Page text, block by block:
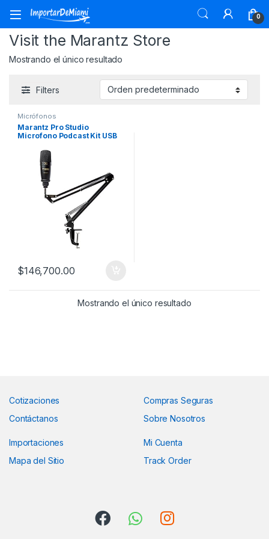
Skip to navigation
Skip to content
0
Visit the Marantz Store
Mostrando el único resultado
Filters
Micrófonos
Marantz Pro Studio
Microfono Podcast Kit USB
$146,700.00
Mostrando el único resultado
Cotizaciones
Contáctanos
Compras Seguras
Sobre Nosotros
Importaciones
Mapa del Sitio
Mi Cuenta
Track Order